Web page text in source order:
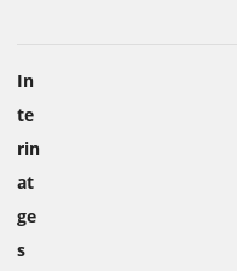
In
te
rin
at
ge
s